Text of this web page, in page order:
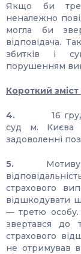
Якщо би
неналежно
могла би
відповідача.
збитків і
порушенням
Короткий
4.16
суд м. Києва
задоволенні
5.
страхового
відшкодувати
— третю особу.
звертався до
страхового
не отримував